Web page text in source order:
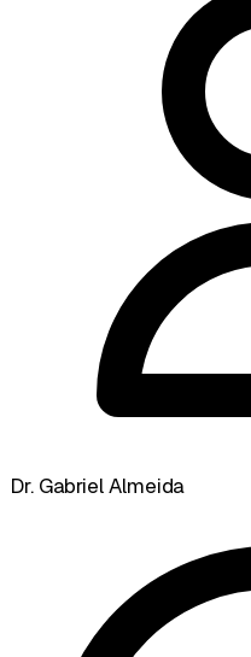
Dr. Gabriel Almeida